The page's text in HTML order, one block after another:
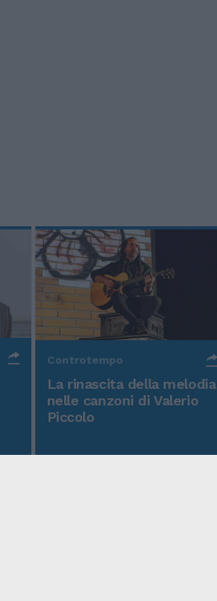
Controtempo
La rinascita della melodia
nelle canzoni di Valerio
Piccolo